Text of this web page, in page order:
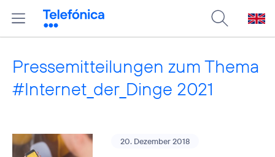
Pressemitteilungen zum Thema
#Internet_der_Dinge 2021
20. Dezember 2018